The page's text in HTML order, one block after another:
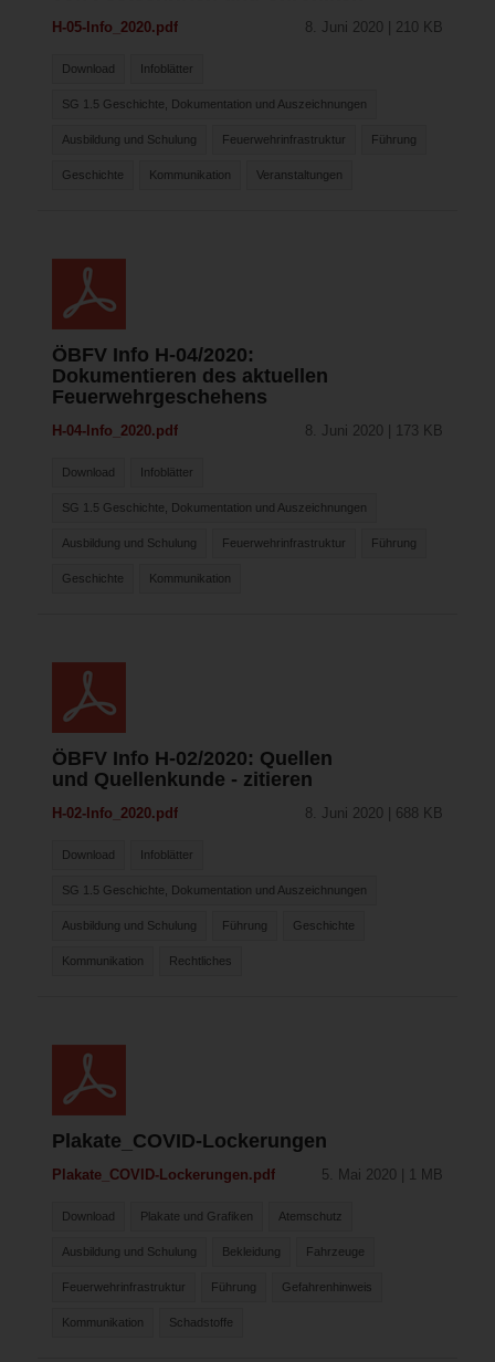
8. Juni 2020 | 210 KB
H-05-Info_2020.pdf
Download Infoblätter
SG 1.5 Geschichte, Dokumentation und Auszeichnungen
Ausbildung und Schulung Feuerwehrinfrastruktur Führung
Geschichte Kommunikation Veranstaltungen
ÖBFV Info H-04/2020:
Dokumentieren des aktuellen
Feuerwehrgeschehens
8. Juni 2020 | 173 KB
H-04-Info_2020.pdf
Download Infoblätter
SG 1.5 Geschichte, Dokumentation und Auszeichnungen
Ausbildung und Schulung Feuerwehrinfrastruktur Führung
Geschichte Kommunikation
ÖBFV Info H-02/2020: Quellen
und Quellenkunde - zitieren
8. Juni 2020 | 688 KB
H-02-Info_2020.pdf
Download Infoblätter
SG 1.5 Geschichte, Dokumentation und Auszeichnungen
Ausbildung und Schulung Führung Geschichte
Kommunikation Rechtliches
Plakate_COVID-Lockerungen
5. Mai 2020 | 1 MB
Plakate_COVID-Lockerungen.pdf
Download Plakate und Grafiken Atemschutz
Ausbildung und Schulung Bekleidung Fahrzeuge
Feuerwehrinfrastruktur Führung Gefahrenhinweis
Kommunikation Schadstoffe